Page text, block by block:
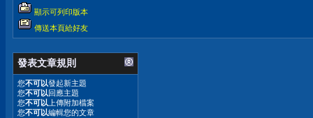
顯示可列印版本
傳送本頁給好友
發表文章規則
您不可以發起新主題
您不可以 回應主題
您不可以 上傳附加檔案
您不可以編輯您的文章